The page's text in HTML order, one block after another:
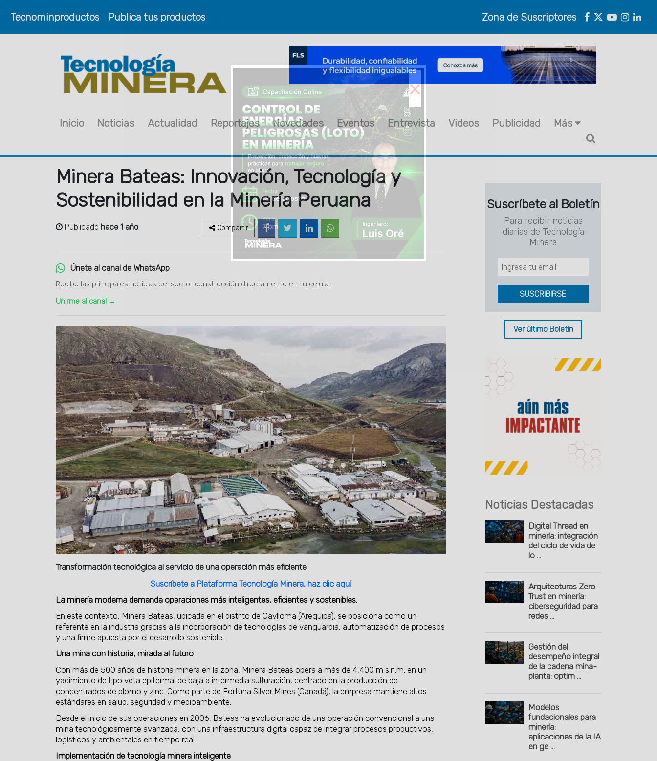
Tecnominproductos Publica tus productos Zona de Suscriptores
Inicio Noticias Actualidad Reportajes Novedades Eventos Entrevista Videos Publicidad Más
Minera Bateas: Innovación, Tecnología y
Sostenibilidad en la Minería Peruana
Publicado hace 1 año Compartir
Únete al canal de WhatsApp
Recibe las principales noticias del sector construcción directamente en tu celular.
Unirme al canal →
Transformación tecnológica al servicio de una operación más eficiente
Suscríbete a Plataforma Tecnología Minera, haz clic aquí
La minería moderna demanda operaciones más inteligentes, eficientes y sostenibles.
En este contexto, Minera Bateas, ubicada en el distrito de Caylloma (Arequipa), se posiciona como un
referente en la industria gracias a la incorporación de tecnologías de vanguardia, automatización de procesos
y una firme apuesta por el desarrollo sostenible.
Una mina con historia, mirada al futuro
Con más de 500 años de historia minera en la zona, Minera Bateas opera a más de 4,400 m s.n.m. en un
yacimiento de tipo veta epitermal de baja a intermedia sulfuración, centrado en la producción de
concentrados de plomo y zinc. Como parte de Fortuna Silver Mines (Canadá), la empresa mantiene altos
estándares en salud, seguridad y medioambiente.
Desde el inicio de sus operaciones en 2006, Bateas ha evolucionado de una operación convencional a una
mina tecnológicamente avanzada, con una infraestructura digital capaz de integrar procesos productivos,
logísticos y ambientales en tiempo real.
Implementación de tecnología minera inteligente
Suscríbete al Boletín
Para recibir noticias
diarias de Tecnología
Minera
Ver último Boletín
Noticias Destacadas
Digital Thread en
minería: integración
del ciclo de vida de
lo ...
Arquitecturas Zero
Trust en minería:
ciberseguridad para
redes ...
Gestión del
desempeño integral
de la cadena mina-
planta: optim ...
Modelos
fundacionales para
minería:
aplicaciones de la IA
en ge ...
×